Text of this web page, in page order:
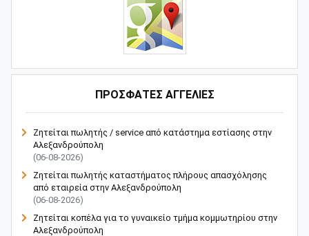
ΠΡΟΣΦΑΤΕΣ ΑΓΓΕΛΙΕΣ
Ζητείται πωλητής / service από κατάστημα εστίασης στην
Αλεξανδρούπολη
(06-08-2026)
Ζητείται πωλητής καταστήματος πλήρους απασχόλησης
από εταιρεία στην Αλεξανδρούπολη
(06-08-2026)
Ζητείται κοπέλα για το γυναικείο τμήμα κομμωτηρίου στην
Αλεξανδρούπολη